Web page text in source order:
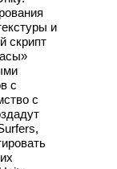
и
скрипт
с
с